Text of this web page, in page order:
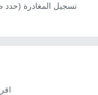
تسجيل المغادرة